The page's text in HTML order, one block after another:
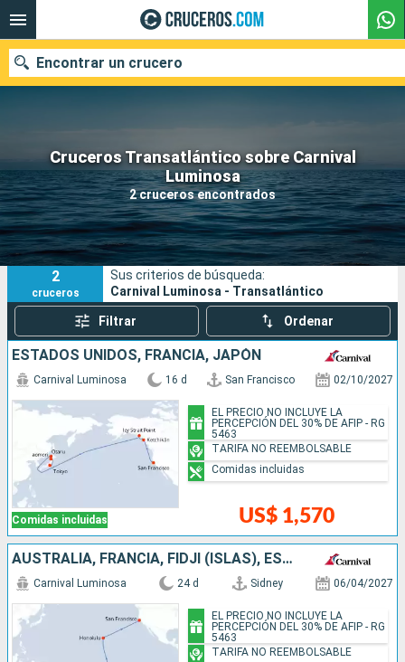
Cruceros Transatlántico sobre Carnival
Luminosa
2 cruceros encontrados
Encontrar un crucero
Nuestros destinos
Fecha de salida
Puertos Compañías
Buscar
2
cruceros
Sus criterios de búsqueda:
Carnival Luminosa - Transatlántico
Filtrar Ordenar
ESTADOS UNIDOS, FRANCIA, JAPÓN
Comidas incluidas
Carnival Luminosa 16 d San Francisco 02/10/2027
US$ 1,570
EL PRECIO NO INCLUYE LA
PERCEPCIÓN DEL 30% DE AFIP - RG
5463
TARIFA NO REEMBOLSABLE
Comidas incluidas
AUSTRALIA, FRANCIA, FIDJI (ISLAS), ESTADOS UNIDOS
Carnival Luminosa 24 d Sidney 06/04/2027
EL PRECIO NO INCLUYE LA
PERCEPCIÓN DEL 30% DE AFIP - RG
5463
TARIFA NO REEMBOLSABLE